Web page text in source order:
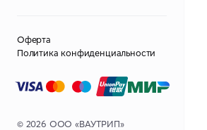
Оферта
Политика конфиденциальности
© 2026 ООО «ВАУТРИП»